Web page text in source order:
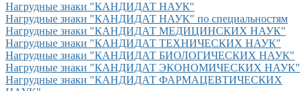
Нагрудные знаки "КАНДИДАТ НАУК"
Нагрудные знаки "КАНДИДАТ НАУК" по специальностям
Нагрудные знаки "КАНДИДАТ МЕДИЦИНСКИХ НАУК"
Нагрудные знаки "КАНДИДАТ ТЕХНИЧЕСКИХ НАУК"
Нагрудные знаки "КАНДИДАТ БИОЛОГИЧЕСКИХ НАУК"
Нагрудные знаки "КАНДИДАТ ЭКОНОМИЧЕСКИХ НАУК"
Нагрудные знаки "КАНДИДАТ ФАРМАЦЕВТИЧЕСКИХ